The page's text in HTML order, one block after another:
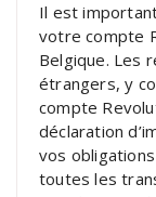
Il est
votre compte
Belgique. Les
étrangers, y
compte
déclaration
vos
toutes les